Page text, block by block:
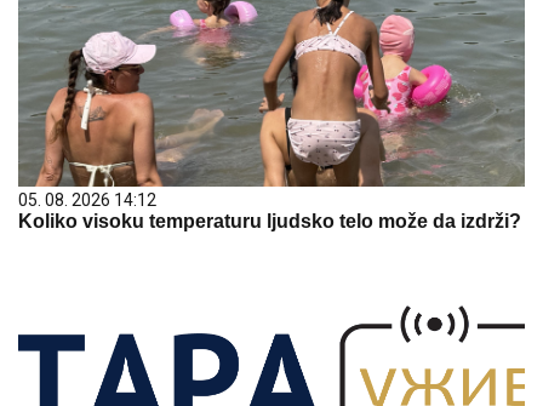
05. 08. 2026 14:12
Koliko visoku temperaturu ljudsko telo može da izdrži?